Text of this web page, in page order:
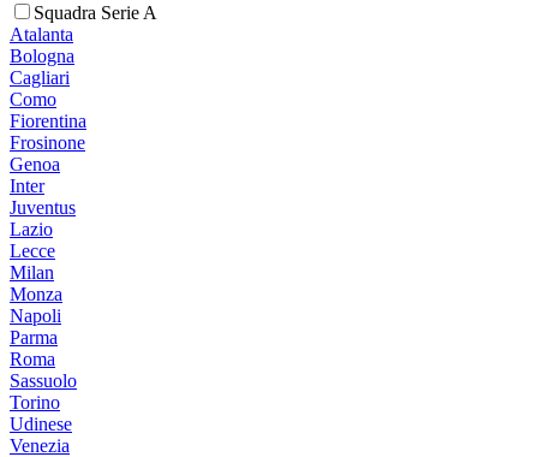
Squadra Serie A
Atalanta
Bologna
Cagliari
Como
Fiorentina
Frosinone
Genoa
Inter
Juventus
Lazio
Lecce
Milan
Monza
Napoli
Parma
Roma
Sassuolo
Torino
Udinese
Venezia